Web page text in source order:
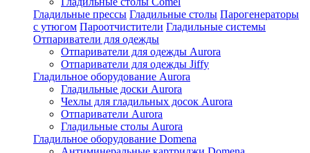
Гладильные прессы Гладильные столы Парогенераторы
с утюгом Пароотчистители Гладильные системы
Отпариватели для одежды
Отпариватели для одежды Aurora
Отпариватели для одежды Jiffy
Гладильное оборудование Aurora
Гладильные доски Aurora
Чехлы для гладильных досок Aurora
Отпариватели Aurora
Гладильные столы Aurora
Гладильное оборудование Domena